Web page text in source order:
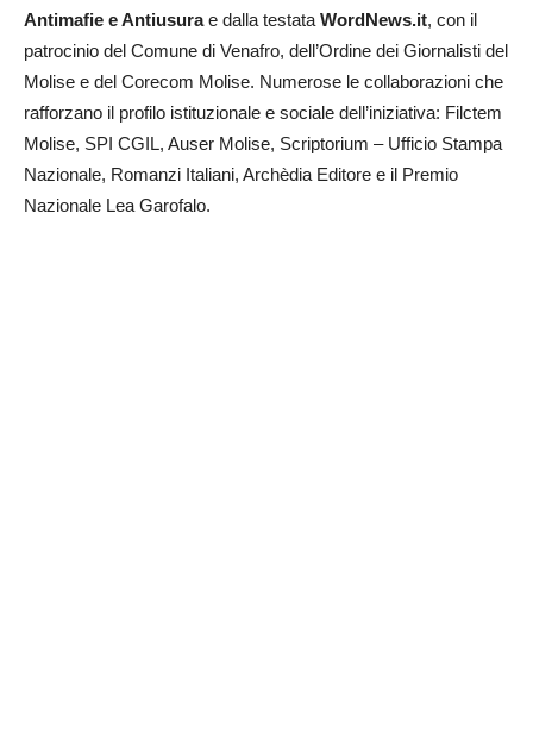
Antimafie e Antiusurae dalla testata WordNews.it, con il
patrocinio del Comune di Venafro, dell’Ordine dei Giornalisti del
Molise e del Corecom Molise. Numerose le collaborazioni che
rafforzano il profilo istituzionale e sociale dell’iniziativa: Filctem
Molise, SPI CGIL, Auser Molise, Scriptorium – Ufficio Stampa
Nazionale, Romanzi Italiani, Archèdia Editore e il Premio
Nazionale Lea Garofalo.